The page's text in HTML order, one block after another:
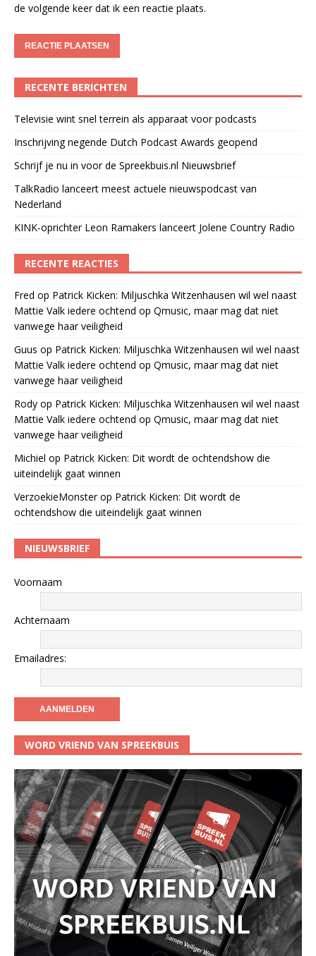
de volgende keer dat ik een reactie plaats.
RECENTE BERICHTEN
Televisie wint snel terrein als apparaat voor podcasts
Inschrijving negende Dutch Podcast Awards geopend
Schrijf je nu in voor de Spreekbuis.nl Nieuwsbrief
TalkRadio lanceert meest actuele nieuwspodcast van
Nederland
KINK-oprichter Leon Ramakers lanceert Jolene Country Radio
RECENTE REACTIES
Fred op Patrick Kicken: Miljuschka Witzenhausen wil wel naast
Mattie Valk iedere ochtend op Qmusic, maar mag dat niet
vanwege haar veiligheid
Guus op Patrick Kicken: Miljuschka Witzenhausen wil wel naast
Mattie Valk iedere ochtend op Qmusic, maar mag dat niet
vanwege haar veiligheid
Rody op Patrick Kicken: Miljuschka Witzenhausen wil wel naast
Mattie Valk iedere ochtend op Qmusic, maar mag dat niet
vanwege haar veiligheid
Michiel op Patrick Kicken: Dit wordt de ochtendshow die
uiteindelijk gaat winnen
VerzoekieMonsterop Patrick Kicken: Dit wordt de
ochtendshow die uiteindelijk gaat winnen
NIEUWSBRIEF
Voornaam
Achternaam
Emailadres:
WORD VRIEND VAN SPREEKBUIS